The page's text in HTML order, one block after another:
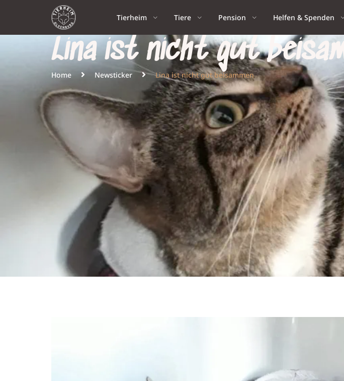
Tierheim Tiere Pension Helfen & Spenden
Lina ist nicht gut
Home Newsticker Lina ist nicht gut beisammen